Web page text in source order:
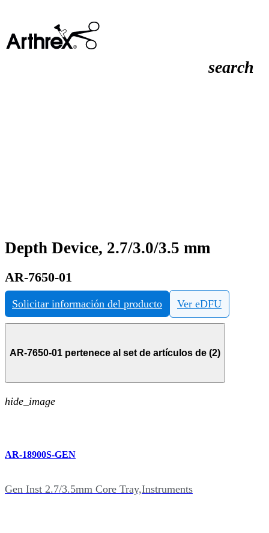
search
Depth Device, 2.7/3.0/3.5 mm
AR-7650-01
Solicitar información del producto Ver eDFU
AR-7650-01 pertenece al set de artículos de (2)
hide_image
AR-18900S-GEN
Gen Inst 2.7/3.5mm Core Tray,Instruments